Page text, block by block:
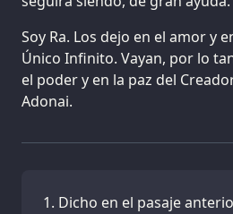
Soy Ra. Los dejo en el amor y
Único Infinito. Vayan, por lo
el poder y en la paz del
Adonai.
Dicho en el pasaje